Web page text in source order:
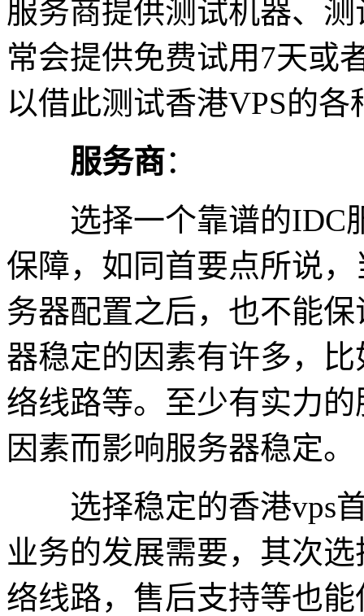
服务商提供测试机器、
常会提供免费试用7天或
以借此测试香港VPS的各
服务商：
选择一个靠谱的IDC
保障，如同首要点所说
务器配置之后，也不能
器稳定的因素有许多，
络线路等。至少有实力
因素而影响服务器稳定。
选择稳定的香港vps首
业务的发展需要，其次
络线路，售后支持等也